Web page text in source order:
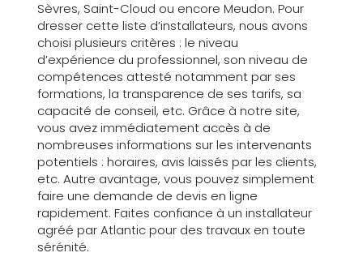
Sèvres, Saint-Cloud ou encore Meudon. Pour
dresser cette liste d’installateurs, nous avons
choisi plusieurs critères : le niveau
d’expérience du professionnel, son niveau de
compétences attesté notamment par ses
formations, la transparence de ses tarifs, sa
capacité de conseil, etc. Grâce à notre site,
vous avez immédiatement accès à de
nombreuses informations sur les intervenants
potentiels : horaires, avis laissés par les clients,
etc. Autre avantage, vous pouvez simplement
faire une demande de devis en ligne
rapidement. Faites confiance à un installateur
agréé par Atlantic pour des travaux en toute
sérénité.